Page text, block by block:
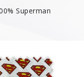
Superman